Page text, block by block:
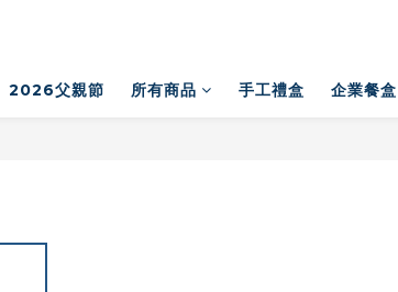
2026父親節 所有商品 手工禮盒 企業餐盒